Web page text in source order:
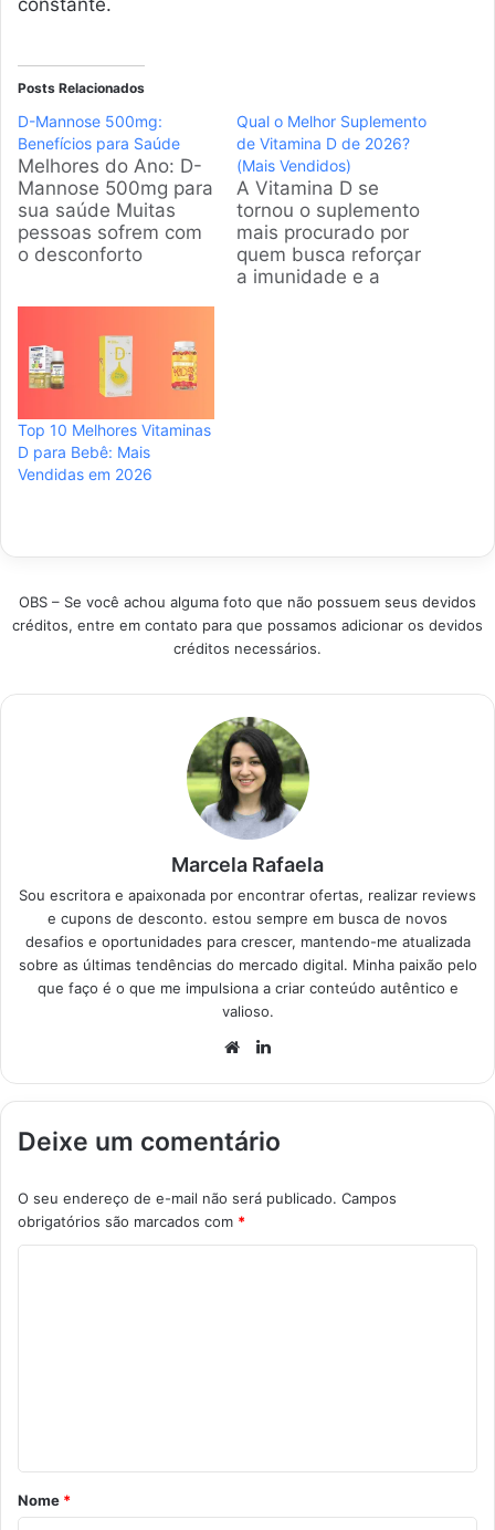
constante.
Posts Relacionados
D-Mannose 500mg:
Benefícios para Saúde
Melhores do Ano: D-
Mannose 500mg para
sua saúde Muitas
pessoas sofrem com
o desconforto
alternativas naturais
para evitar
antibióticos pesados.
os suplementos de D-
Mannose 500mg
estão no topo das
modelos…
Qual o Melhor Suplemento
de Vitamina D de 2026?
(Mais Vendidos)
A Vitamina D se
tornou o suplemento
mais procurado por
quem busca reforçar
a imunidade e a
Top 10 Melhores Vitaminas
D para Bebê: Mais
Vendidas em 2026
OBS – Se você achou alguma foto que não possuem seus devidos
créditos, entre em contato para que possamos adicionar os devidos
créditos necessários.
Marcela Rafaela
Sou escritora e apaixonada por encontrar ofertas, realizar reviews
e cupons de desconto. estou sempre em busca de novos
desafios e oportunidades para crescer, mantendo-me atualizada
sobre as últimas tendências do mercado digital. Minha paixão pelo
que faço é o que me impulsiona a criar conteúdo autêntico e
valioso.
Website
Deixe um comentário
O seu endereço de e-mail não será publicado. Campos
obrigatórios são marcados com *
rNome *